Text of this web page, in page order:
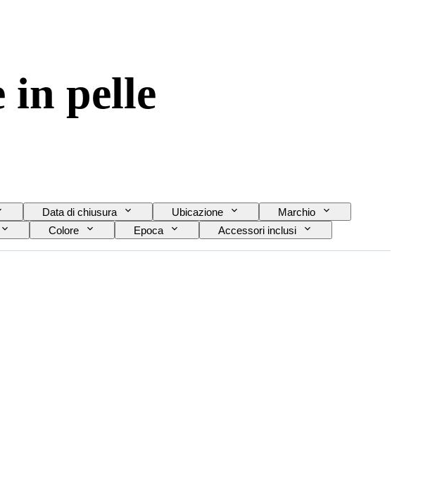
in pelle
Data di chiusura Ubicazione
Marchio
Colore Epoca
Accessori inclusi